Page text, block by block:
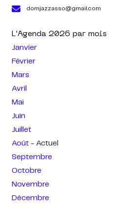
domjazzasso@gmail.com
L'Agenda 2026 par mois
Janvier
Février
Mars
Avril
Mai
Juin
Juillet
Août - Actuel
Septembre
Octobre
Novembre
Décembre